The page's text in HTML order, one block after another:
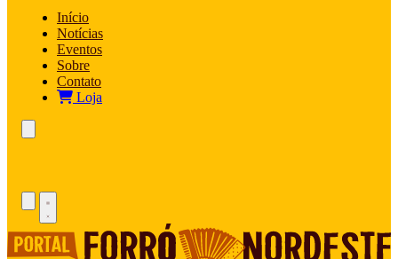
Início
Notícias
Eventos
Sobre
Contato
Loja